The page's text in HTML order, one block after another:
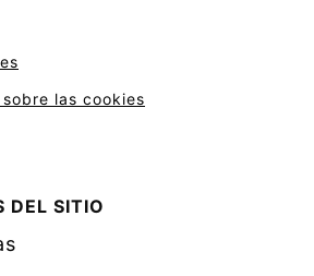
las cookies
DEL SITIO